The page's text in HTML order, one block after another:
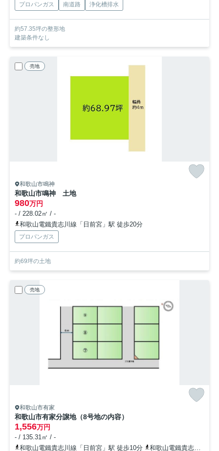
プロパンガス 南道路 浄化槽排水
約57.35坪の整形地
建築条件なし
売地
和歌山市鳴神
和歌山市鳴神 土地
980万円
- / 228.02㎡ / -
和歌山電鐵貴志川線「日前宮」駅 徒歩20分
プロパンガス
約69坪の土地
売地
和歌山市有家
和歌山市有家分譲地（8号地の内容）
1,556万円
- / 135.31㎡ / -
和歌山電鐵貴志川線「日前宮」駅 徒歩10分
和歌山電鐵貴志川線「神前」駅 徒歩17分